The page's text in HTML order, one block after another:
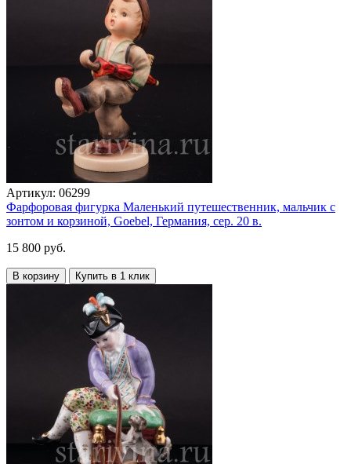
Артикул: 06299
Фарфоровая фигурка Маленький путешественник, мальчик с
зонтом и корзиной, Goebel, Германия, сер. 20 в.
15 800 руб.
В корзину Купить в 1 клик